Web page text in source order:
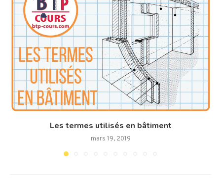
Les termes utilisés en bâtiment
mars 19, 2019